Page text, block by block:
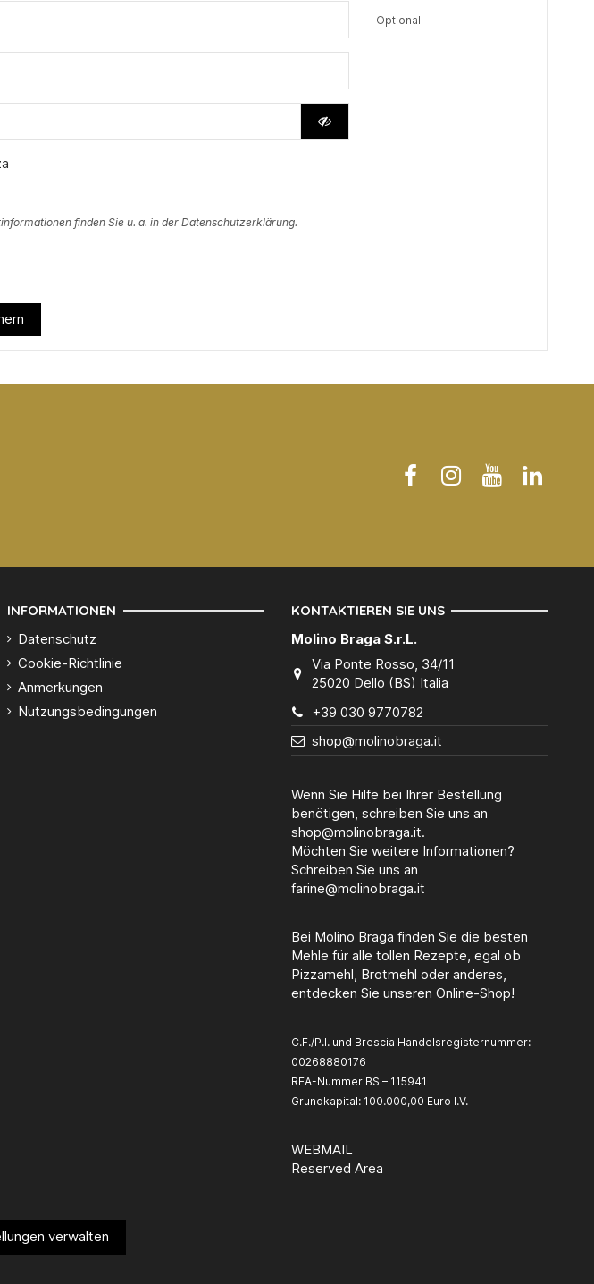
Optional
finden Sie u. a. in der Datenschutzerklärung.
INFORMATIONEN
Datenschutz
Cookie-Richtlinie
Anmerkungen
Nutzungsbedingungen
KONTAKTIEREN SIE UNS
Molino Braga S.r.L.
Via Ponte Rosso, 34/11
25020 Dello (BS) Italia
+39 030 9770782
shop@molinobraga.it
Wenn Sie Hilfe bei Ihrer Bestellung
benötigen, schreiben Sie uns an
shop@molinobraga.it.
Möchten Sie weitere Informationen?
Schreiben Sie uns an
farine@molinobraga.it
Bei Molino Braga finden Sie die besten
Mehle für alle tollen Rezepte, egal ob
Pizzamehl, Brotmehl oder anderes,
entdecken Sie unseren Online-Shop!
C.F./P.I. und Brescia Handelsregisternummer:
00268880176
REA-Nummer BS – 115941
Grundkapital: 100.000,00 Euro I.V.
WEBMAIL
Reserved Area
verwalten